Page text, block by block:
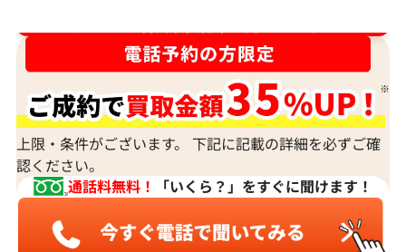
上限・条件がございます。 下記に記載の詳細を必ずご確
認ください。
通話料無料！
「いくら？」をすぐに聞けます！